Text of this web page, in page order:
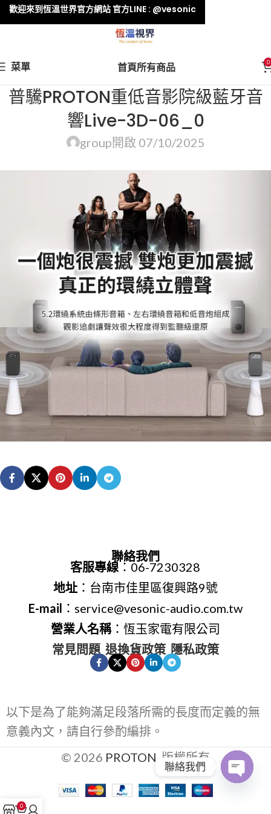
菜單 首頁所有商品 0
普驣PROTON重低音影院級藍牙音
響Live-3D-06_0
group開啟 07/10/2025
聯絡我們
客服專線：06-7230328
地址：台南市佳里區復興路9號
E-mail ：service@vesonic-audio.com.tw
營業人名稱：恆玉家電有限公司
常見問題 退換貨政策 隱私政策
以下是為了能夠滿足段落所需的長度而定義的無
意義內文，請自行參酌編排。
© 2026 PROTON . 版權所有
歡迎來到恆溫世界官方網站 官方LINE : @vesonic
0
聯絡我們